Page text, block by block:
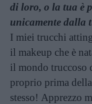
di loro, o la tua è
unicamente dalla
I miei trucchi
il makeup che è
il mondo truccoso
proprio prima
stesso! Apprezzo